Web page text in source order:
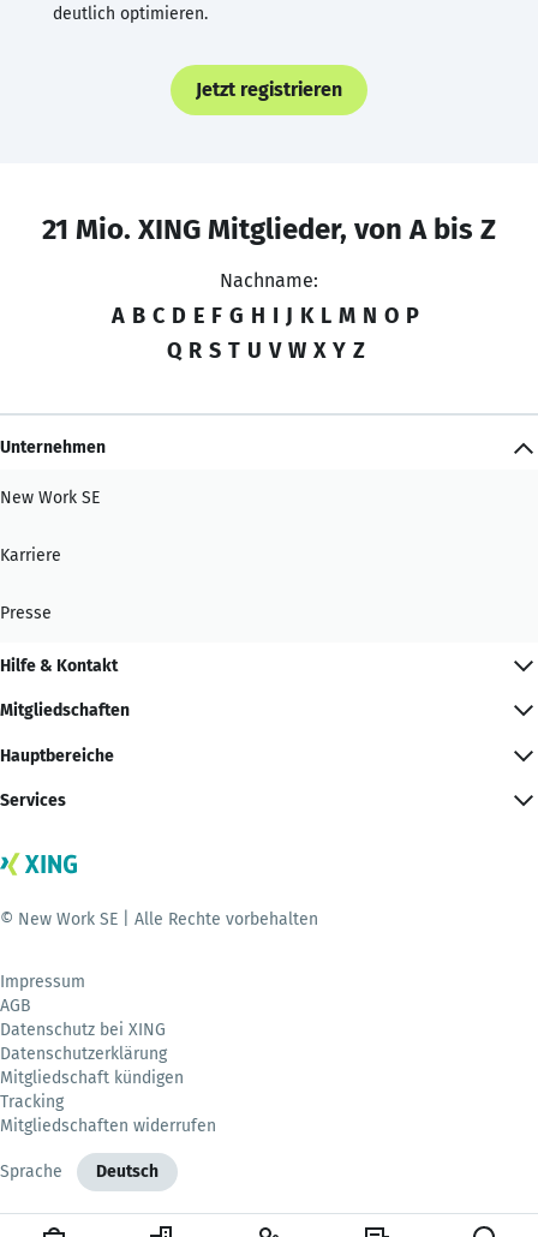
deutlich optimieren.
Jetzt registrieren
21 Mio. XING Mitglieder, von A bis Z
Nachname:
A B C D E F G H I J K L M N O P
Q R S T U V W X Y Z
Unternehmen
New Work SE
Karriere
Presse
Hilfe & Kontakt
Mitgliedschaften
Hauptbereiche
Services
© New Work SE | Alle Rechte vorbehalten
Impressum
AGB
Datenschutz bei XING
Datenschutzerklärung
Mitgliedschaft kündigen
Tracking
Mitgliedschaften widerrufen
Sprache Deutsch